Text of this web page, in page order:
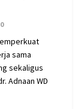
0
sama
sekaligus
Adnaan WD